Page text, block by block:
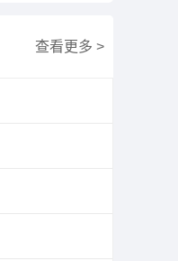
查看更多 >